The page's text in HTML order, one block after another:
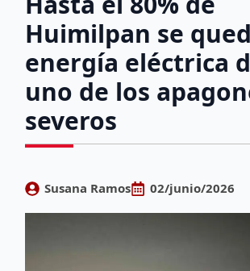
Huimilpan se
energía eléctrica
uno de los
severos
Susana Ramos 02/junio/2026